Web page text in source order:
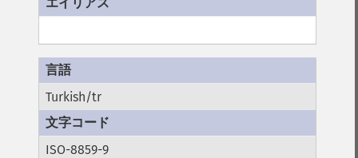
Turkish/tr
ISO-8859-9